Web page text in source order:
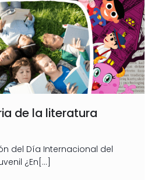
de la literatura
del Día Internacional del
¿En[…]